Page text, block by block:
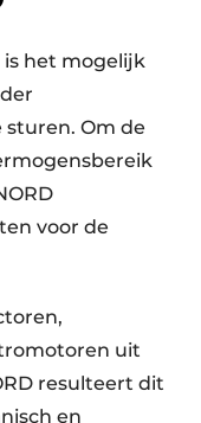
is het mogelijk
Om de
voor de
uit
resulteert dit
en